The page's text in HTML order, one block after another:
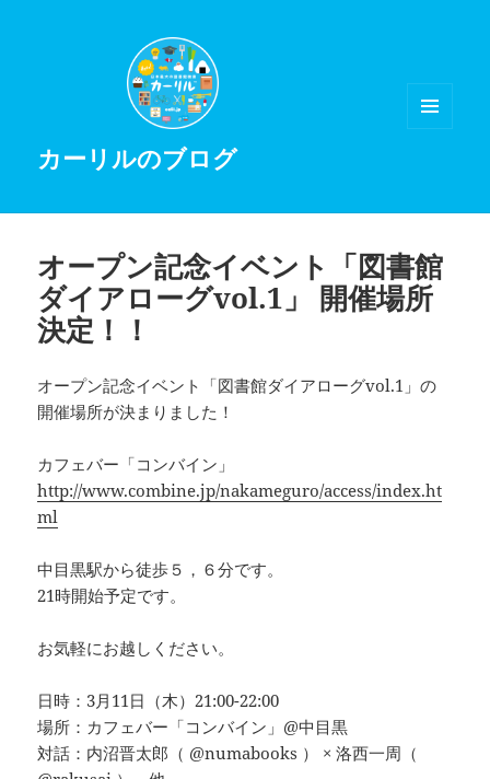
カーリルのブログ
オープン記念イベント「図書館
ダイアローグvol.1」 開催場所
決定！！
オープン記念イベント「図書館ダイアローグvol.1」の
開催場所が決まりました！
カフェバー「コンバイン」
http://www.combine.jp/nakameguro/access/index.ht
ml
中目黒駅から徒歩５，６分です。
21時開始予定です。
お気軽にお越しください。
日時：3月11日（木）21:00-22:00
場所：カフェバー「コンバイン」@中目黒
対話：内沼晋太郎（ @numabooks ） × 洛西一周（